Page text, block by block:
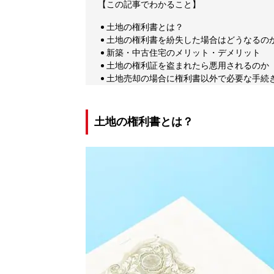
【この記事でわかること】
土地の権利書とは？
土地の権利書を紛失した場合はどうなるの
新築・中古住宅のメリット・デメリット
土地の権利証を盗まれたら悪用されるのか
土地売却の場合に権利書以外で必要な手続
土地の権利書とは？